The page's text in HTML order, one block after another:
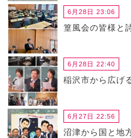
6月28日 23:06
篁風会の皆様と
6月28日 22:40
稲沢市から広げ
6月27日 22:56
沼津から国と地